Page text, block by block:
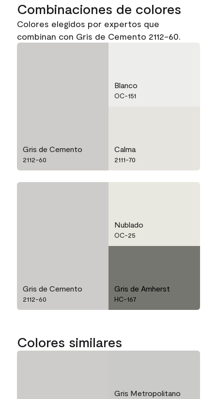
Combinaciones de colores
Colores elegidos por expertos que
combinan con Gris de Cemento 2112-60.
Gris de Cemento
2112-60
Blanco
OC-151
Calma
2111-70
Gris de Cemento
2112-60
Nublado
OC-25
Gris de Amherst
HC-167
Colores similares
Gris Metropolitano